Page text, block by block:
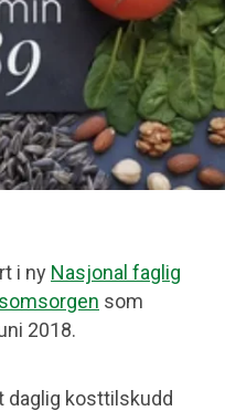
i ny Nasjonal faglig
som
2018.
daglig kosttilskudd